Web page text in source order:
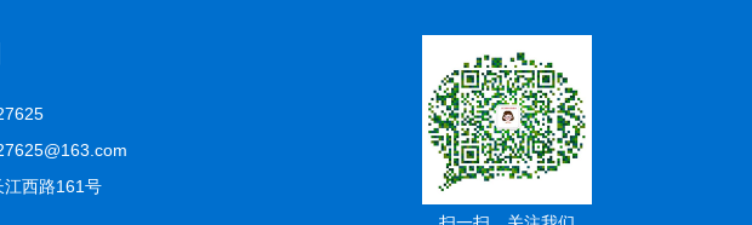
江西路161号